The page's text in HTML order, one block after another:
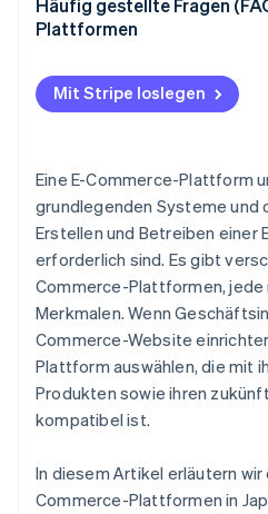
Paketbasierter E-Commerce
Open Source
Support
Kosteneffizienz
Häufig gestellte Fragen
Plattformen
Was ist der Unterschied
Commerce-Einkaufszentrum
Commerce-Website?
Japan?
Mit Stripe loslegen
Eine E-Commerce-Plattform
grundlegenden Systeme und
Erstellen und Betreiben einer
erforderlich sind. Es gibt
Commerce-Plattformen, jede
Merkmalen. Wenn
Commerce-Website
Plattform auswählen, die mit
Produkten sowie ihren
kompatibel ist.
In diesem Artikel erläutern wir
Commerce-Plattformen in